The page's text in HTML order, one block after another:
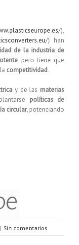
/),
/) han
de la industria de
pero tiene que
competitividad.
y de las materias
políticas de
circular, potenciando
| Sin comentarios